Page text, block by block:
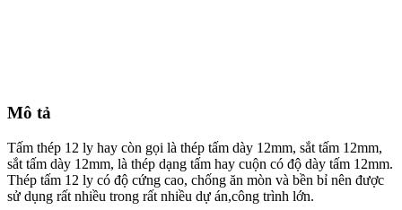
Mô tả
Tấm thép 12 ly hay còn gọi là thép tấm dày 12mm, sắt tấm 12mm,
sắt tấm dày 12mm, là thép dạng tấm hay cuộn có độ dày tấm 12mm.
Thép tấm 12 ly có độ cứng cao, chống ăn mòn và bền bỉ nên được
sử dụng rất nhiều trong rất nhiều dự án,công trình lớn.